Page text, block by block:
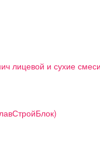
лицевой и сухие смеси